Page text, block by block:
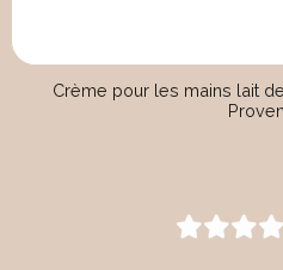
Crème pour les mains lait